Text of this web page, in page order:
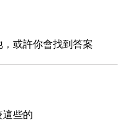
或許你會找到答案
些的